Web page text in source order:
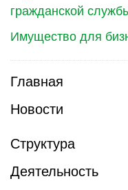
гражданской
Имущество для
Главная
Новости
Структура
Деятельность